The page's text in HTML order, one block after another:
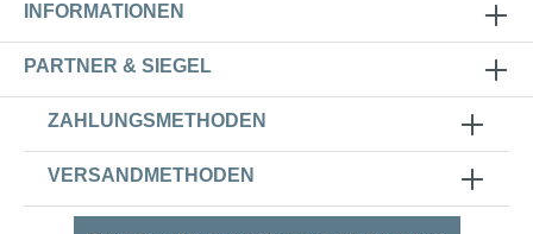
INFORMATIONEN
PARTNER & SIEGEL
ZAHLUNGSMETHODEN
VERSANDMETHODEN